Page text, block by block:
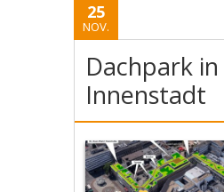
25
NOV.
Dachpark
Innenstadt